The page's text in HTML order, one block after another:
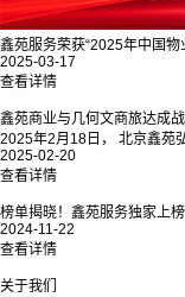
鑫苑服务荣获“2025年中国物
2025-03-17
查看详情
鑫苑商业与几何文商旅达成
2025年2月18日， 北京鑫苑
2025-02-20
查看详情
榜单揭晓！鑫苑服务独家上榜
2024-11-22
查看详情
关于我们